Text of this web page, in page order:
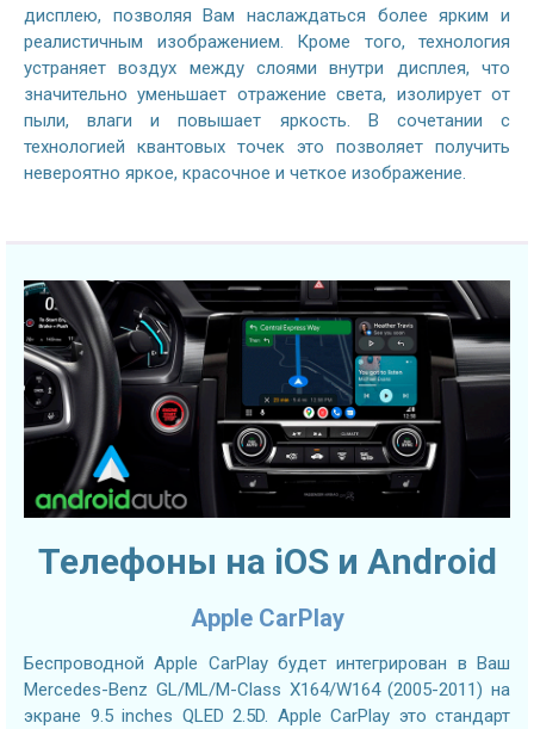
дисплею, позволяя Вам наслаждаться более ярким и
реалистичным изображением. Кроме того, технология
устраняет воздух между слоями внутри дисплея, что
значительно уменьшает отражение света, изолирует от
пыли, влаги и повышает яркость. В сочетании с
технологией квантовых точек это позволяет получить
невероятно яркое, красочное и четкое изображение.
Телефоны на iOS и Android
Apple CarPlay
Беспроводной Apple CarPlay будет интегрирован в Ваш
Mercedes-Benz GL/ML/M-Class X164/W164 (2005-2011) на
экране 9.5 inches QLED 2.5D. Apple CarPlay это стандарт